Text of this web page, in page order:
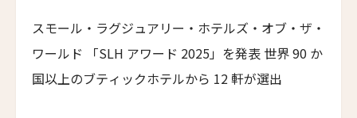
スモール・ラグジュアリー・ホテルズ・オブ・ザ・
ワールド 「SLH アワード 2025」を発表 世界 90 か
国以上のブティックホテルから 12 軒が選出